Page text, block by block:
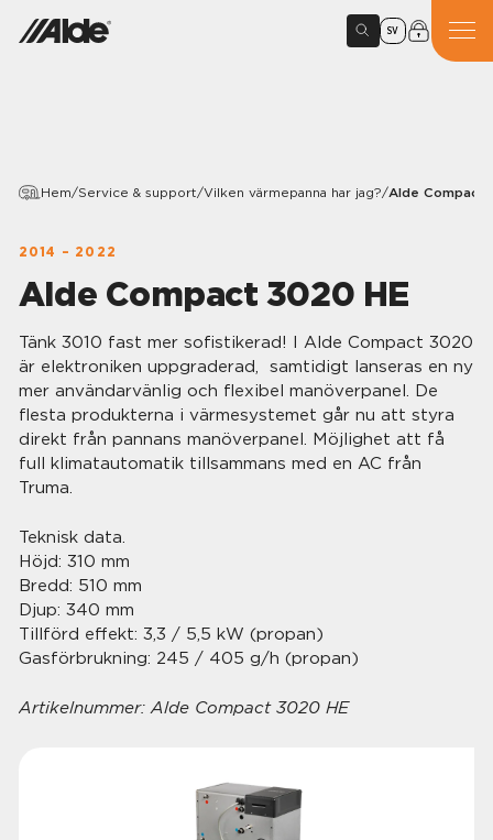
SV
Hem/Service & support/Vilken värmepanna har jag?/Alde Compact
2014 – 2022
Alde Compact 3020 HE
Tänk 3010 fast mer sofistikerad! I Alde Compact 3020
är elektroniken uppgraderad, samtidigt lanseras en ny
mer användarvänlig och flexibel manöverpanel. De
flesta produkterna i värmesystemet går nu att styra
direkt från pannans manöverpanel. Möjlighet att få
full klimatautomatik tillsammans med en AC från
Truma.
Teknisk data.
Höjd: 310 mm
Bredd: 510 mm
Djup: 340 mm
Tillförd effekt: 3,3 / 5,5 kW (propan)
Gasförbrukning: 245 / 405 g/h (propan)
Artikelnummer: Alde Compact 3020 HE